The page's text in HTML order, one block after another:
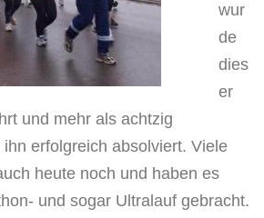
wur
de
dies
er
und mehr als achtzig
erfolgreich absolviert. Viele
heute noch und haben es
und sogar Ultralauf gebracht.